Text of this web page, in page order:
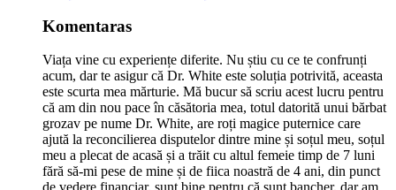
Komentaras
Viața vine cu experiențe diferite. Nu știu cu ce te confrunți
acum, dar te asigur că Dr. White este soluția potrivită, aceasta
este scurta mea mărturie. Mă bucur să scriu acest lucru pentru
că am din nou pace în căsătoria mea, totul datorită unui bărbat
grozav pe nume Dr. White, are roți magice puternice care
ajută la reconcilierea disputelor dintre mine și soțul meu, soțul
meu a plecat de acasă și a trăit cu altul femeie timp de 7 luni
fără să-mi pese de mine și de fiica noastră de 4 ani, din punct